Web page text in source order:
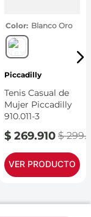
Color Blanco Oro
Piccadilly
Tenis Casual de
Mujer Piccadilly
910.011-3
$ 269.910 $ 299.
VER PRODUCTO